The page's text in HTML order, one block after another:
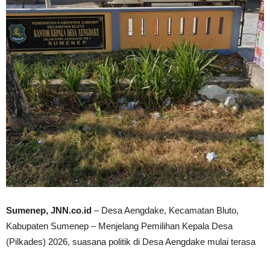
Sumenep, JNN.co.id – Desa Aengdake, Kecamatan Bluto,
Kabupaten Sumenep – Menjelang Pemilihan Kepala Desa
(Pilkades) 2026, suasana politik di Desa Aengdake mulai terasa